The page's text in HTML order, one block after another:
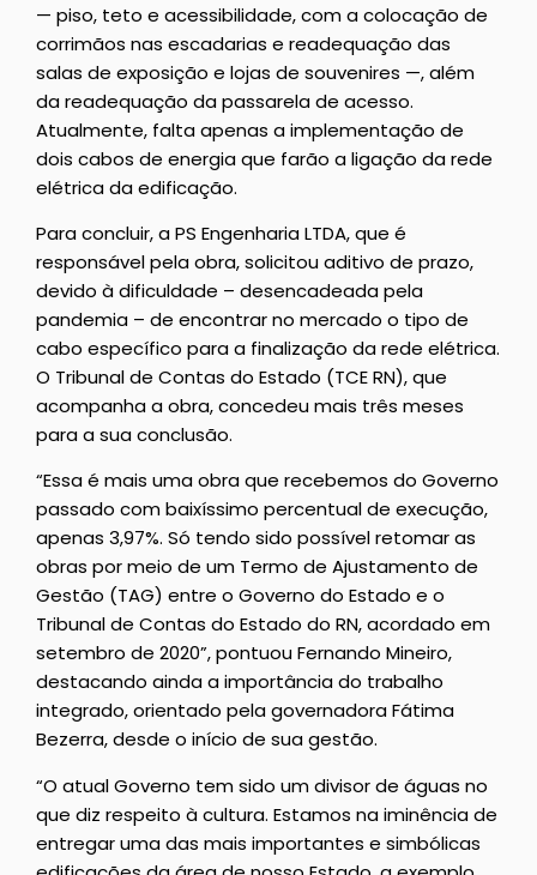
— piso, teto e acessibilidade, com a colocação de
corrimãos nas escadarias e readequação das
salas de exposição e lojas de souvenires —, além
da readequação da passarela de acesso.
Atualmente, falta apenas a implementação de
dois cabos de energia que farão a ligação da rede
elétrica da edificação.
Para concluir, a PS Engenharia LTDA, que é
responsável pela obra, solicitou aditivo de prazo,
devido à dificuldade – desencadeada pela
pandemia – de encontrar no mercado o tipo de
cabo específico para a finalização da rede elétrica.
O Tribunal de Contas do Estado (TCE RN), que
acompanha a obra, concedeu mais três meses
para a sua conclusão.
“Essa é mais uma obra que recebemos do Governo
passado com baixíssimo percentual de execução,
apenas 3,97%. Só tendo sido possível retomar as
obras por meio de um Termo de Ajustamento de
Gestão (TAG) entre o Governo do Estado e o
Tribunal de Contas do Estado do RN, acordado em
setembro de 2020”, pontuou Fernando Mineiro,
destacando ainda a importância do trabalho
integrado, orientado pela governadora Fátima
Bezerra, desde o início de sua gestão.
“O atual Governo tem sido um divisor de águas no
que diz respeito à cultura. Estamos na iminência de
entregar uma das mais importantes e simbólicas